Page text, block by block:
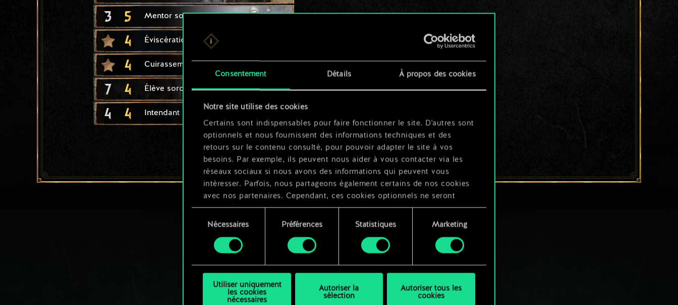
Consentement Détails À propos des cookies
Notre site utilise des cookies
Certains sont indispensables pour faire fonctionner le site. D'autres sont
optionnels et nous fournissent des informations techniques et des
retours sur le contenu consulté, pour pouvoir adapter le site à vos
besoins. Par exemple, ils peuvent nous aider à vous contacter via les
réseaux sociaux si nous avons des informations qui peuvent vous
intéresser. Parfois, nous partageons également certains de nos cookies
avec nos partenaires. Cependant, ces cookies optionnels ne seront
appliqués qu'avec votre permission.
et modifier vos préférences dans le menu "Paramètres" ci-dessous.
consentement
Nécessaires Préférences Statistiques Marketing
Utiliser uniquement
les cookies
nécessaires
Autoriser la
sélection
Autoriser tous les
cookies
3 5 Mentor sorceleur : Ours
4 Éviscération
4 Cuirassement
7 4 Élève sorceleur : Ours x2
4 4 Intendant sorceleur : Ours